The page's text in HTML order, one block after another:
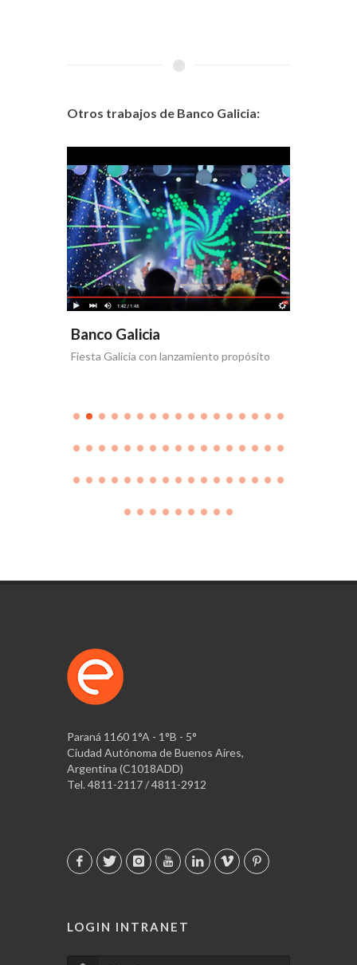
Otros trabajos de Banco Galicia:
Banco Galicia
Fiesta Galicia con lanzamiento propósito
Paraná 1160 1°A - 1°B - 5°
Ciudad Autónoma de Buenos Aires,
Argentina (C1018ADD)
Tel. 4811-2117 / 4811-2912
LOGIN INTRANET